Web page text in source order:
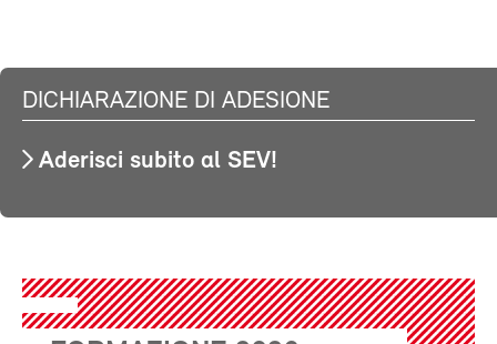
DICHIARAZIONE DI ADESIONE
Aderisci subito al SEV!